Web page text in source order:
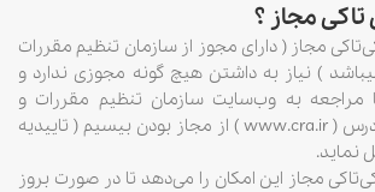
مجاز ؟
مجاز ( دارای مجوز از سازمان تنظیم مقررات
) نیاز به داشتن هیچ گونه مجوزی ندارد و
با مراجعه به وب‌سایت سازمان تنظیم مقررات و
ارتباطات رادیویی به آدرس ( www.cra.ir ) از مجاز بودن بیسیم ( تاییدیه
نماید.
مجاز این امکان را می‌دهد تا در صورت بروز